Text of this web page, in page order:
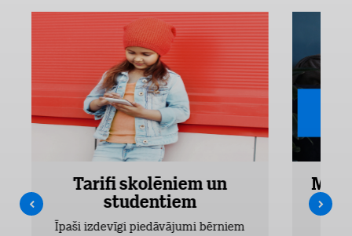
Tarifi skolēniem un
studentiem
Īpaši izdevīgi piedāvājumi bērniem